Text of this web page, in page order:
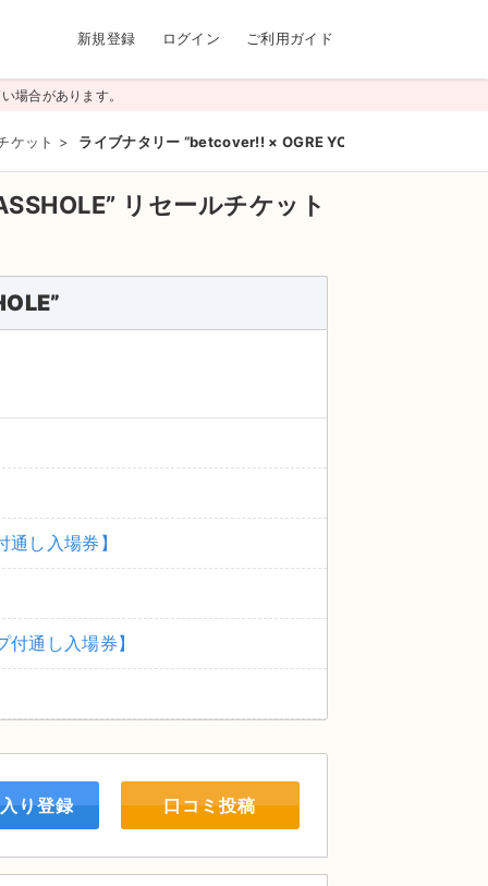
新規登録 ログイン ご利用ガイド
場合があります。
ケット > ライブナタリー “betcover!! × OGRE YOU ASSHOLE”
リセールチケット
し⼊場券】
通し⼊場券】
り登録 口コミ投稿